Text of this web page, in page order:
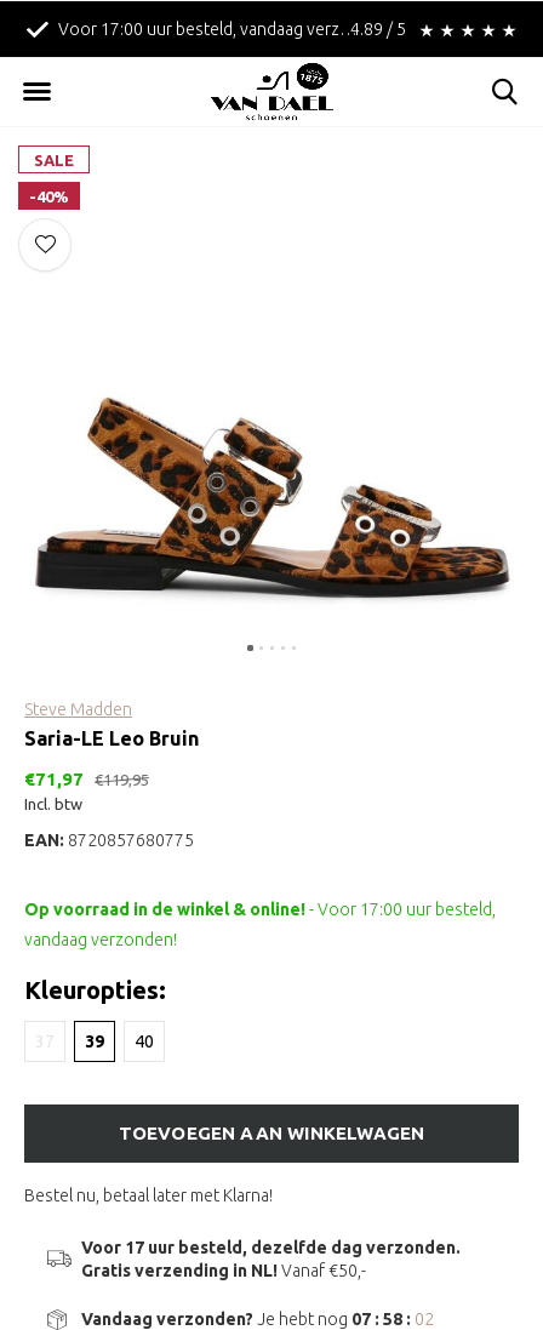
Voor 17:00 uur besteld, vandaag verzonden! Betaal achteraf met
4.89 / 5
SALE
-40%
Steve Madden
Saria-LE Leo Bruin
€71,97
€119,95
Incl. btw
EAN: 8720857680775
Op voorraad in de winkel & online!- Voor 17:00 uur besteld,
vandaag verzonden!
Kleuropties:
37 39 40
TOEVOEGEN AAN WINKELWAGEN
Bestel nu, betaal later met Klarna!
Voor 17 uur besteld, dezelfde dag verzonden.
Gratis verzending in NL!Vanaf €50,-
Vandaag verzonden? Je hebt nog 07 : 58 : 02